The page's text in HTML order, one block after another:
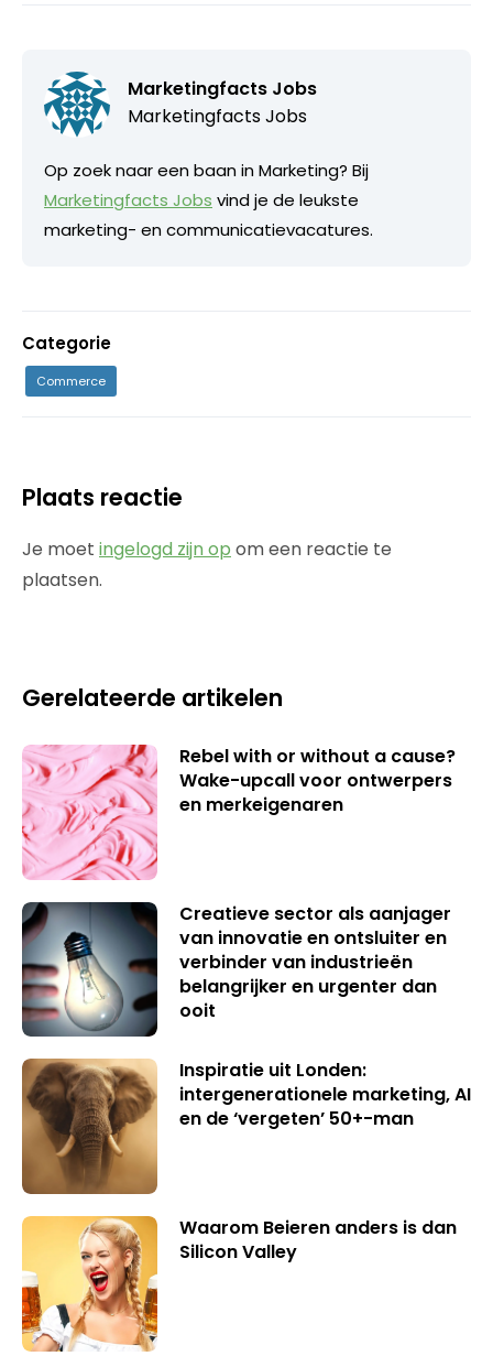
Marketingfacts Jobs
Marketingfacts Jobs
Op zoek naar een baan in Marketing? Bij
Marketingfacts Jobs vind je de leukste
marketing- en communicatievacatures.
Categorie
Commerce
Plaats reactie
Je moet ingelogd zijn op om een reactie te
plaatsen.
Gerelateerde artikelen
Rebel with or without a cause?
Wake-upcall voor ontwerpers
en merkeigenaren
Creatieve sector als aanjager
van innovatie en ontsluiter en
verbinder van industrieën
belangrijker en urgenter dan
ooit
Inspiratie uit Londen:
intergenerationele marketing, AI
en de ‘vergeten’ 50+-man
Waarom Beieren anders is dan
Silicon Valley